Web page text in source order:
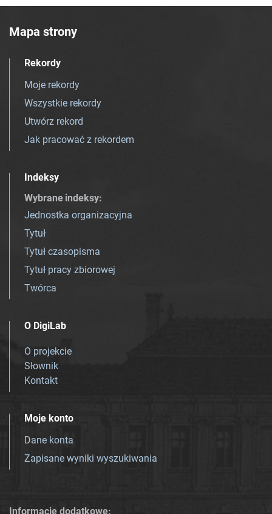
Mapa strony
Rekordy
Moje rekordy
Wszystkie rekordy
Utwórz rekord
Jak pracować z rekordem
Indeksy
Wybrane indeksy:
Jednostka organizacyjna
Tytuł
Tytuł czasopisma
Tytuł pracy zbiorowej
Twórca
O DigiLab
O projekcie
Słownik
Kontakt
Moje konto
Dane konta
Zapisane wyniki wyszukiwania
Informacje dodatkowe: